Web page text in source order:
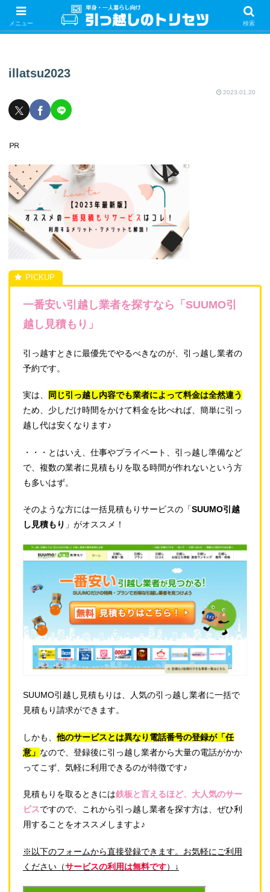
単身・一人暮らしの引っ越しをするときの手続き・やることを紹介！サクッと
引っ越しをしましょう♪
illatsu2023
2023.01.20
一番安い引越し業者を探すなら「SUUMO引
越し見積もり」
引っ越すときに最優先でやるべきなのが、引っ越し業者の
予約です。
実は、
同じ引っ越し内容でも業者によって料金は全然違う
ため、少しだけ時間をかけて料金を比べれば、簡単に引っ
越し代は安くなります♪
・・・とはいえ、仕事やプライベート、引っ越し準備など
で、複数の業者に見積もりを取る時間が作れないという方
も多いはず。
そのような方には一括見積もりサービスの「SUUMO引越
し見積もり 」がオススメ！
SUUMO引越し見積もりは、人気の引っ越し業者に一括で
見積もり請求ができます。
しかも、 他のサービスとは異なり電話番号の登録が「任
意」 なので、登録後に引っ越し業者から大量の電話がかか
ってこず、気軽に利用できるのが特徴です♪
見積もりを取るときには鉄板と言えるほど、大人気のサー
ビスですので、これから引っ越し業者を探す方は、ぜひ利
用することをオススメしますよ♪
※以下のフォームから直接登録できます。お気軽にご利用
ください（サービスの利用は無料です）↓
メニュー 検索